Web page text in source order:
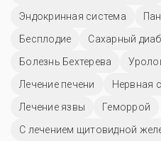
Эндокринная система
Бесплодие
Сахарный
Болезнь Бехтерева
Лечение печени
Нервная
Лечение язвы
Геморрой
С лечением щитовидной